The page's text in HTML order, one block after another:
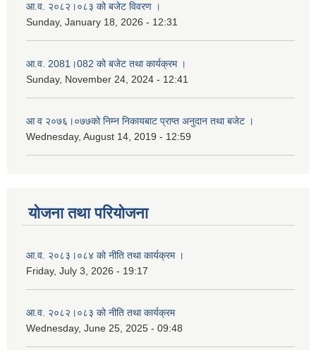
आ.व. २०८२।०८३ को बजेट विवरण ।
Sunday, January 18, 2026 - 12:31
आ.व. 2081।082 को बजेट तथा कार्यक्रम ।
Sunday, November 24, 2024 - 12:41
आ‌ व २०७६।०७७को निम्न निकायबाट प्राप्त अनुदान तथा बजेट ।
Wednesday, August 14, 2019 - 12:59
योजना तथा परियोजना
आ.व. २०८३।०८४ को नीति तथा कार्यक्रम ।
Friday, July 3, 2026 - 19:17
आ.व. २०८२।०८३ को नीति तथा कार्यक्रम
Wednesday, June 25, 2025 - 09:48